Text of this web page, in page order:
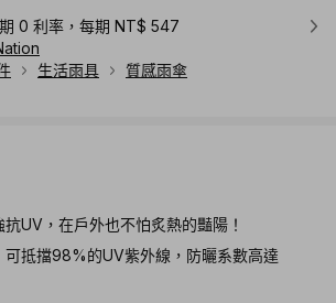
0 利率，每期 NT$ 547
生活雨具 質感雨傘
UV，在戶外也不怕炙熱的豔陽！
可抵擋98%的UV紫外線，防曬系數高達